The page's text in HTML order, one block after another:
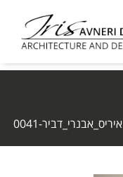
איריס_אבנרי_דביר-0041